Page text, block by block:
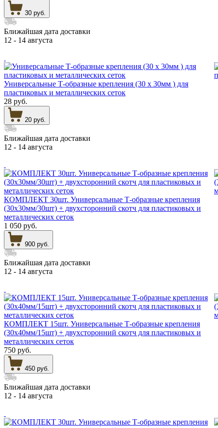
30 руб.
Ближайшая дата доставки
12 - 14 августа
Универсальные Т-образные крепления (30 х 30мм ) для
пластиковых и металлических сеток
28 руб.
20 руб.
Ближайшая дата доставки
12 - 14 августа
КОМПЛЕКТ 30шт. Универсальные Т-образные крепления
(30х30мм/30шт) + двухсторонний скотч для пластиковых и
металлических сеток
1 050 руб.
900 руб.
Ближайшая дата доставки
12 - 14 августа
КОМПЛЕКТ 15шт. Универсальные Т-образные крепления
(30х40мм/15шт) + двухсторонний скотч для пластиковых и
металлических сеток
750 руб.
450 руб.
Ближайшая дата доставки
12 - 14 августа